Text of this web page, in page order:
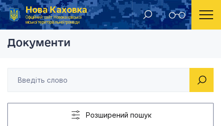
Нова Каховка
Офіційний сайт Новокаховської
міської територіальної громади
Головна Рішення Новокаховської міської ради 2015 рік
Документи
Розширений пошук